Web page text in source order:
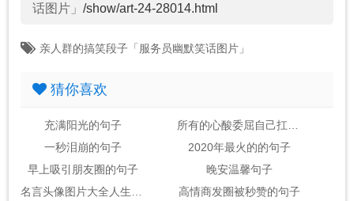
话图片」 /show/art-24-28014.html
亲人群的搞笑段子「服务员幽默笑话图片」
猜你喜欢
充满阳光的句子
所有的心酸委屈自己扛的句子
一秒泪崩的句子
2020年最火的的句子
早上吸引朋友圈的句子
晚安温馨句子
名言头像图片大全人生感悟
高情商发圈被秒赞的句子